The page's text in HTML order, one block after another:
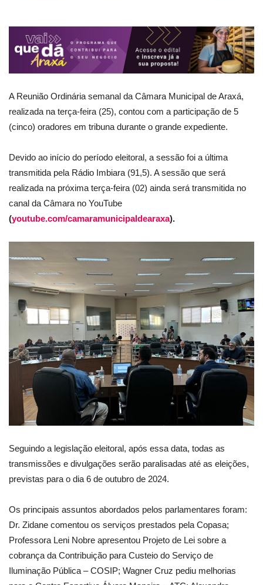
A Reunião Ordinária semanal da Câmara Municipal de Araxá,
realizada na terça-feira (25), contou com a participação de 5
(cinco) oradores em tribuna durante o grande expediente.
Devido ao início do período eleitoral, a sessão foi a última
transmitida pela Rádio Imbiara (91,5). A sessão que será
realizada na próxima terça-feira (02) ainda será transmitida no
canal da Câmara no YouTube
(youtube.com/camaramunicipaldearaxa).
Seguindo a legislação eleitoral, após essa data, todas as
transmissões e divulgações serão paralisadas até as eleições,
previstas para o dia 6 de outubro de 2024.
Os principais assuntos abordados pelos parlamentares foram:
Dr. Zidane comentou os serviços prestados pela Copasa;
Professora Leni Nobre apresentou Projeto de Lei sobre a
cobrança da Contribuição para Custeio do Serviço de
Iluminação Pública – COSIP; Wagner Cruz pediu melhorias